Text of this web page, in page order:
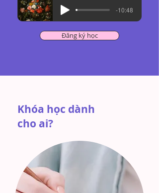
-10:48
Đăng ký học
Khóa học dành
cho ai?